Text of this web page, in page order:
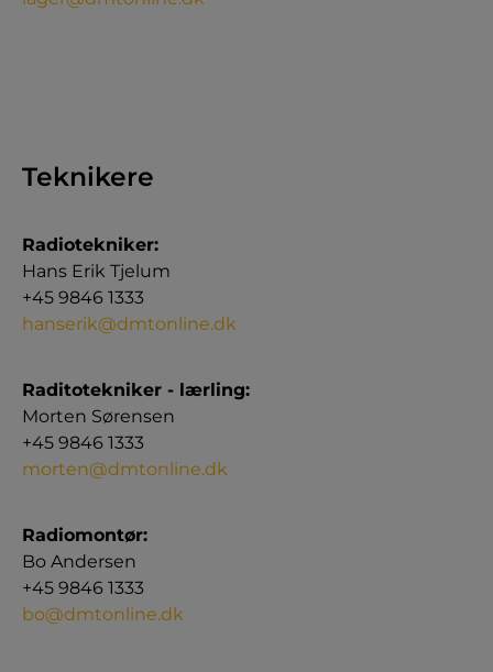
Teknikere
Radiotekniker:
Hans Erik Tjelum
+45 9846 1333
hanserik@dmtonline.dk
Raditotekniker - lærling:
Morten Sørensen
+45 9846 1333
morten@dmtonline.dk
Radiomontør:
Bo Andersen
+45 9846 1333
bo@dmtonline.dk